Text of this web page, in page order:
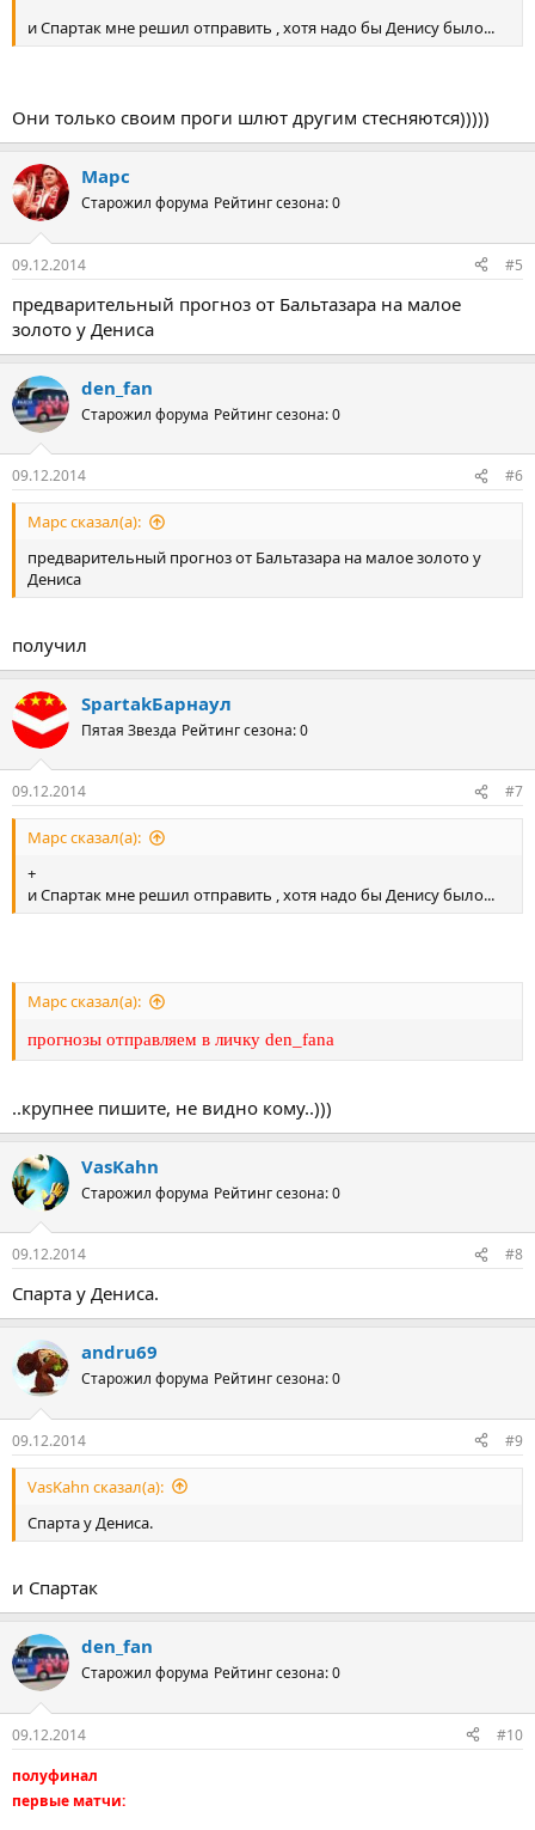
и Спартак мне решил отправить , хотя надо бы Денису было...
Они только своим проги шлют другим стесняются)))))
Марс
Старожил форума Рейтинг сезона: 0
09.12.2014 #5
предварительный прогноз от Бальтазара на малое
золото у Дениса
den_fan
Старожил форума Рейтинг сезона: 0
09.12.2014 #6
Марс сказал(а):
предварительный прогноз от Бальтазара на малое золото у
Дениса
получил
SpartakБарнаул
Пятая Звезда Рейтинг сезона: 0
09.12.2014 #7
Марс сказал(а):
+
и Спартак мне решил отправить , хотя надо бы Денису было...
Марс сказал(а):
прогнозы отправляем в личку den_fana
..крупнее пишите, не видно кому..)))
VasKahn
Старожил форума Рейтинг сезона: 0
09.12.2014 #8
Спарта у Дениса.
andru69
Старожил форума Рейтинг сезона: 0
09.12.2014 #9
VasKahn сказал(а):
Спарта у Дениса.
и Спартак
den_fan
Старожил форума Рейтинг сезона: 0
09.12.2014
#10
полуфинал
первые матчи: